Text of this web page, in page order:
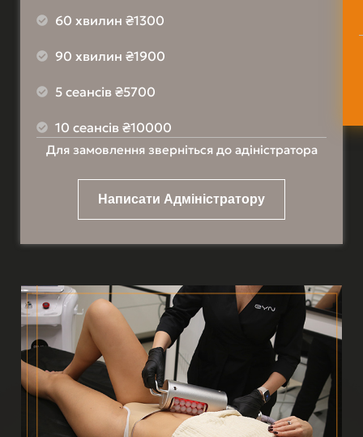
60 хвилин ₴1300
90 хвилин ₴1900
5 сеансів ₴5700
10 сеансів ₴10000
Для замовлення зверніться до адіністратора
Написати Адміністратору